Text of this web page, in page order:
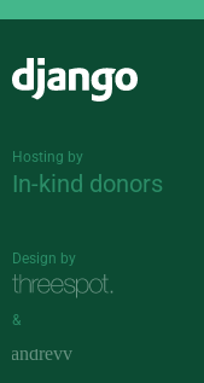
Hosting by
In-kind donors
Design by
&